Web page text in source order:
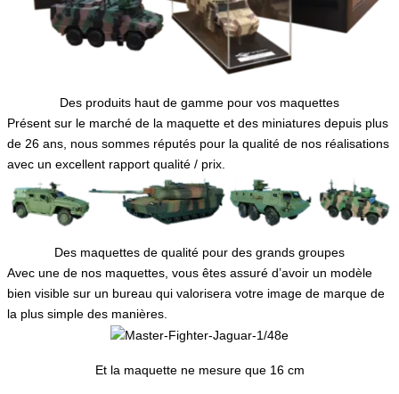
Des produits haut de gamme pour vos maquettes
Présent sur le marché de la maquette et des miniatures depuis plus
de 26 ans, nous sommes réputés pour la qualité de nos réalisations
avec un excellent rapport qualité / prix.
Des maquettes de qualité pour des grands groupes
Avec une de nos maquettes, vous êtes assuré d’avoir un modèle
bien visible sur un bureau qui valorisera votre image de marque de
la plus simple des manières.
Et la maquette ne mesure que 16 cm